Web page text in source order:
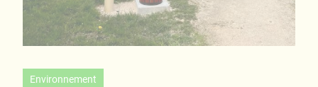
Environnement